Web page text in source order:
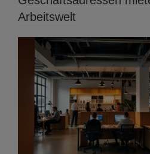
Arbeitswelt